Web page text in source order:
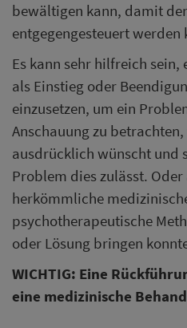
bewältigen kann, damit
entgegengesteuert werden
Es kann sehr hilfreich
als Einstieg oder
einzusetzen, um ein
Anschauung zu
ausdrücklich wünscht und
Problem dies zulässt. Oder
herkömmliche
psychotherapeutische
oder Lösung bringen
WICHTIG: Eine
eine medizinische